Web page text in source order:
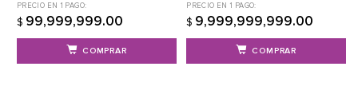
PRECIO EN 1 PAGO:
$ 99,999,999.00
COMPRAR
PRECIO EN 1 PAGO:
$ 9,999,999,999.00
COMPRAR